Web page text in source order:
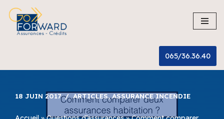
Aller
065/36.36.40
18 JUIN 2017 ARTICLES,ASSURANCE INCENDIE